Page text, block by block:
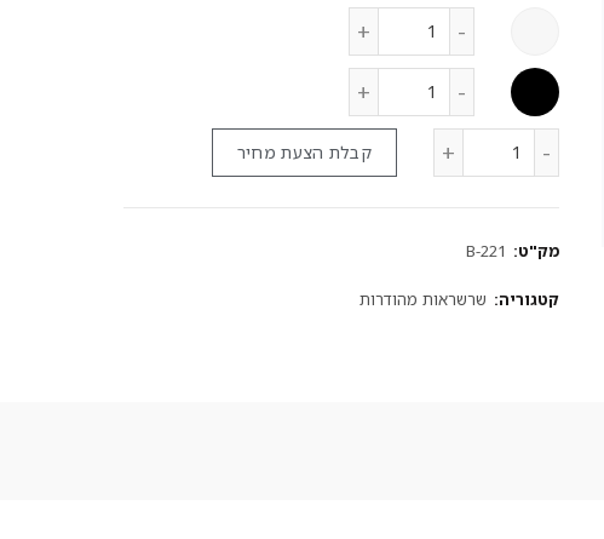
קבלת הצעת מחיר
מק"ט: B-221
קטגוריה: שרשראות מהודרות